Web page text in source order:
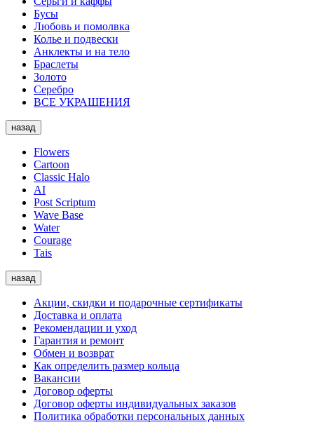
Бусы
Любовь и помолвка
Колье и подвески
Анклекты и на тело
Браслеты
Золото
Серебро
ВСЕ УКРАШЕНИЯ
назад
Flowers
Cartoon
Classic Halo
AI
Post Scriptum
Wave Base
Water
Courage
Tais
назад
Акции, скидки и подарочные сертификаты
Доставка и оплата
Рекомендации и уход
Гарантия и ремонт
Обмен и возврат
Как определить размер кольца
Вакансии
Договор оферты
Договор оферты индивидуальных заказов
Политика обработки персональных данных